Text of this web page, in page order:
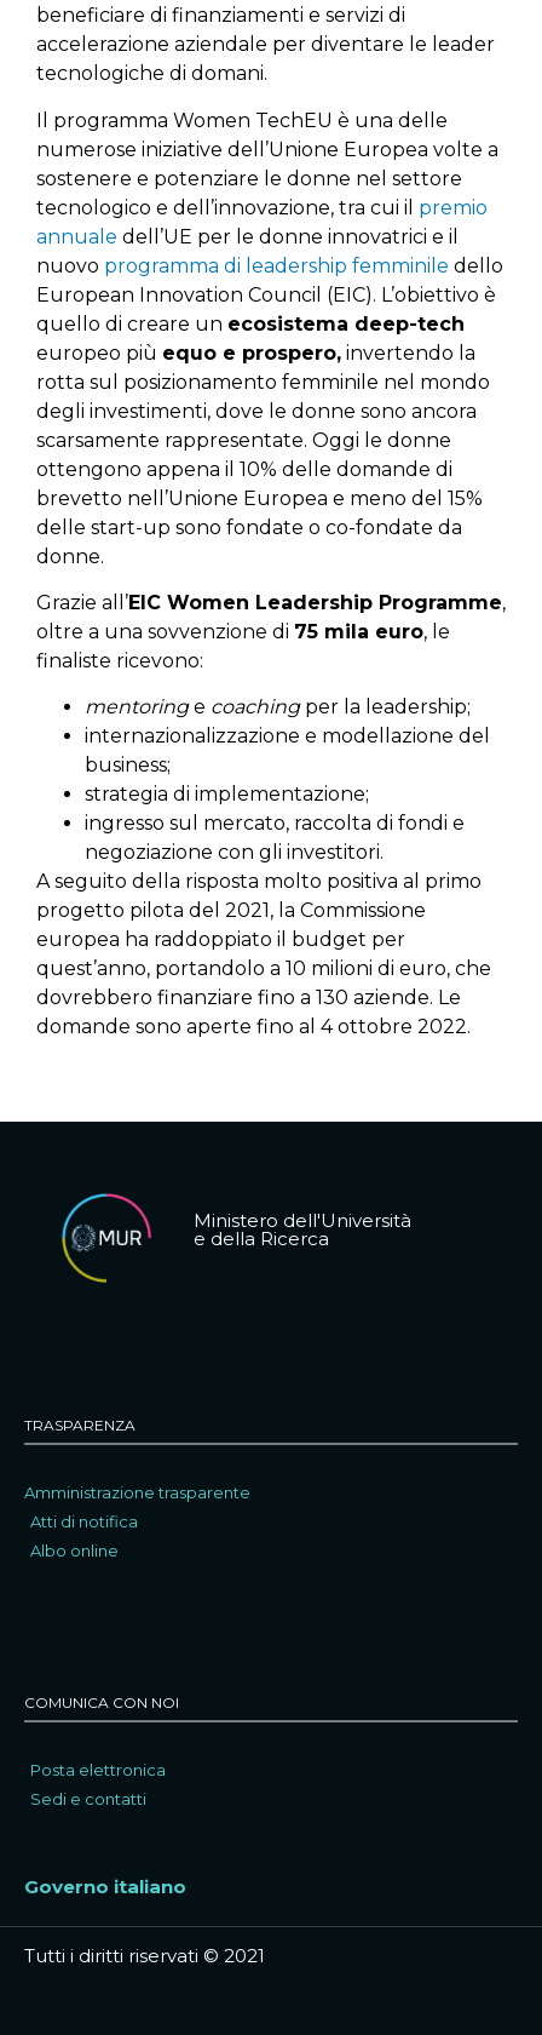
beneficiare di finanziamenti e servizi di
accelerazione aziendale per diventare le leader
tecnologiche di domani.
Il programma Women TechEU è una delle
numerose iniziative dell’Unione Europea volte a
sostenere e potenziare le donne nel settore
tecnologico e dell’innovazione, tra cui il premio
annuale dell’UE per le donne innovatrici e il
nuovo programma di leadership femminile dello
European Innovation Council (EIC). L’obiettivo è
quello di creare un ecosistema deep-tech
europeo più equo e prospero, invertendo la
rotta sul posizionamento femminile nel mondo
degli investimenti, dove le donne sono ancora
scarsamente rappresentate. Oggi le donne
ottengono appena il 10% delle domande di
brevetto nell’Unione Europea e meno del 15%
delle start-up sono fondate o co-fondate da
donne.
Grazie all’EIC Women Leadership Programme,
oltre a una sovvenzione di 75 mila euro, le
finaliste ricevono:
mentoringe coachingper la leadership;
internazionalizzazione e modellazione del
business;
strategia di implementazione;
ingresso sul mercato, raccolta di fondi e
negoziazione con gli investitori.
A seguito della risposta molto positiva al primo
progetto pilota del 2021, la Commissione
europea ha raddoppiato il budget per
quest’anno, portandolo a 10 milioni di euro, che
dovrebbero finanziare fino a 130 aziende. Le
domande sono aperte fino al 4 ottobre 2022.
Ministero dell'Università
e della Ricerca
TRASPARENZA
Amministrazione trasparente
Atti di notifica
Albo online
COMUNICA CON NOI
Posta elettronica
Sedi e contatti
Governo italiano
Tutti i diritti riservati © 2021